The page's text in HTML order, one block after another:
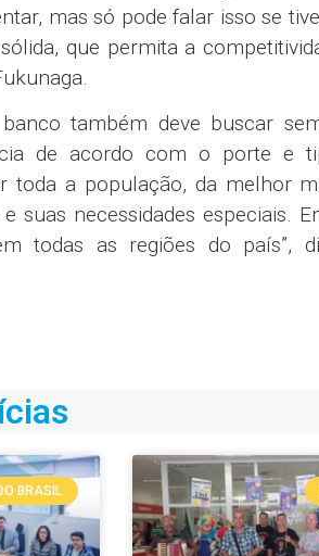
mas só pode falar isso se
que permita a
também deve buscar
de acordo com o porte e
toda a população, da melhor
suas necessidades especiais.
todas as regiões do país”,
BRASIL